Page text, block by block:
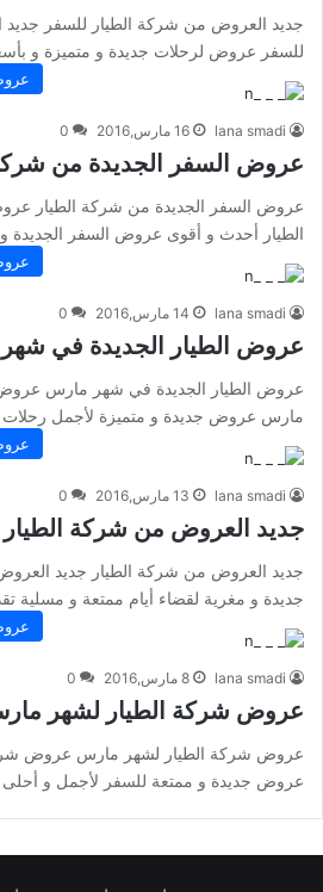
جديد العروض من شركة الطيار للسفر
للسفر عروض لرحلات جديدة و متميزة و
lana smadi 16 مارس,2016 0
عروض السفر الجديدة من شركة
عروض السفر الجديدة من شركة الطيار
الطيار أحدث و أقوى عروض السفر الجديدة و
lana smadi 14 مارس,2016 0
عروض الطيار الجديدة في
عروض الطيار الجديدة في شهر مارس عروض
مارس عروض جديدة و متميزة لأجمل رحلات
lana smadi 13 مارس,2016 0
جديد العروض من شركة الطيار
جديد العروض من شركة الطيار جديد
جديدة و مغرية لقضاء أيام ممتعة و مسلية
lana smadi 8 مارس,2016 0
عروض شركة الطيار لشهر
عروض شركة الطيار لشهر مارس عروض
عروض جديدة و ممتعة للسفر لأجمل و أحلى